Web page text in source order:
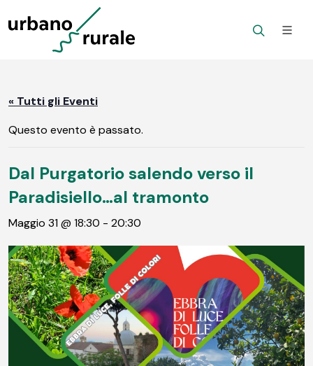
« Tutti gli Eventi
Questo evento è passato.
Dal Purgatorio salendo verso il
Paradisiello…al tramonto
Maggio 31 @ 18:30 - 20:30